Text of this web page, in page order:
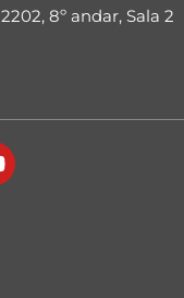
8º andar, Sala 2